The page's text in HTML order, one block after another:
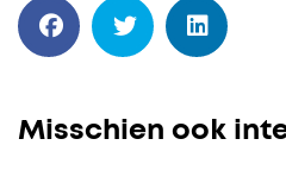
Misschien ook